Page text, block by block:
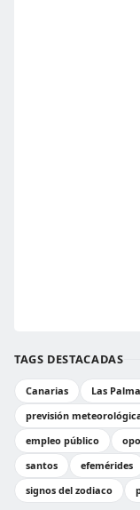
TAGS DESTACADAS
Canarias Las
previsión
empleo público
santos
efemérides
signos del zodiaco